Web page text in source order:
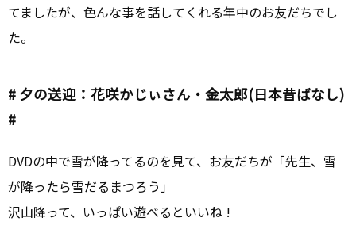
てましたが、色んな事を話してくれる年中のお友だちでし
た。
# 夕の送迎：花咲かじぃさん・金太郎(日本昔ばなし)
#
DVDの中で雪が降ってるのを見て、お友だちが「先生、雪
が降ったら雪だるまつろう」
沢山降って、いっぱい遊べるといいね !